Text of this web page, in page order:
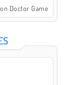
Doctor Game